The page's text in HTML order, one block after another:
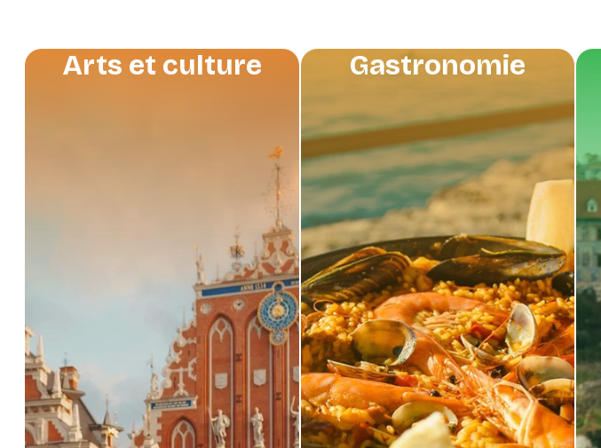
Arts et culture Gastronomie